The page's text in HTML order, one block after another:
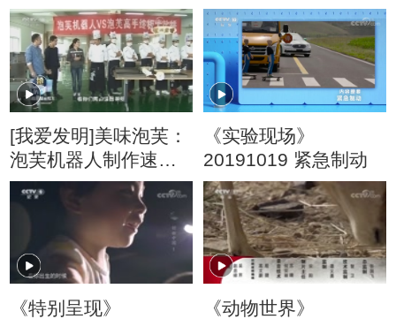
物质
[我爱发明]美味泡芙：
泡芙机器人制作速度
堪比十倍人工
《实验现场》
20191019 紧急制动
《特别呈现》
《动物世界》